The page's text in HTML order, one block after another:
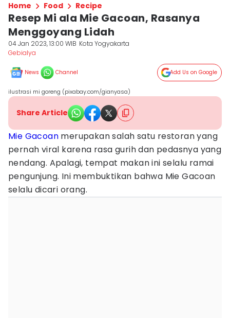
Home Food Recipe
Resep Mi ala Mie Gacoan, Rasanya
Menggoyang Lidah
04 Jan 2023, 13:00 WIB Kota Yogyakarta
Gebialya
News Channel Add Us on Google
ilustrasi mi goreng (pixabay.com/gianyasa)
Share Article
Mie Gacoan merupakan salah satu restoran yang
pernah viral karena rasa gurih dan pedasnya yang
nendang. Apalagi, tempat makan ini selalu ramai
pengunjung. Ini membuktikan bahwa Mie Gacoan
selalu dicari orang.